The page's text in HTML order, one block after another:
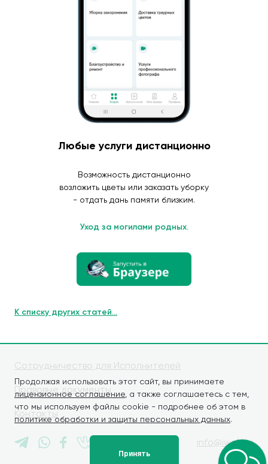
Продолжая использовать этот сайт, вы принимаете
лицензионное соглашение , а также соглашаетесь с тем,
что мы используем файлы cookie - подробнее об этом в
политике обработки и защиты персональных данных.
Принять
Любые услуги дистанционно
Возможность дистанционно
возложить цветы или заказать уборку
- отдать дань памяти близким.
Уход за могилами родных.
К списку других статей...
Сотрудничество для Исполнителей
Правовые документы
Контакты
info@iwaly.ru